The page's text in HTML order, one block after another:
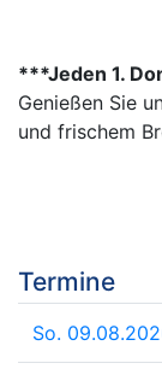
***Jeden 1.
Genießen Sie
und frischem
Termine
So.